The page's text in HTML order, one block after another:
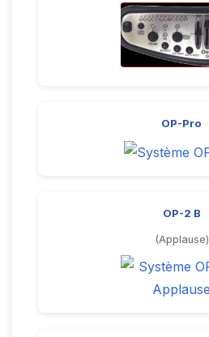
OP-Pro
OP-2 B
(Applause)